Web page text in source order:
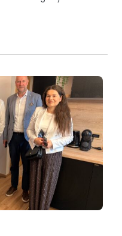
“I vaše srce je